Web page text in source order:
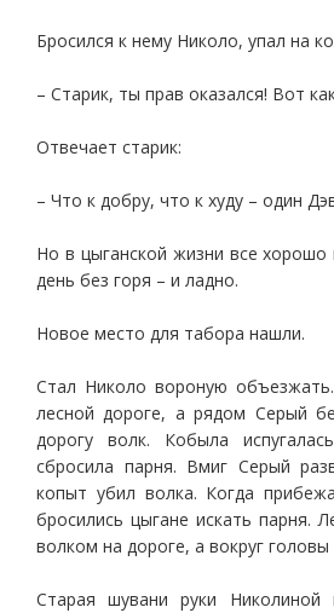
Бросился к нему Николо, упал на
– Старик, ты прав оказался! Вот
Отвечает старик:
– Что к добру, что к худу – один
Но в цыганской жизни все
день без горя – и ладно.
Новое место для табора нашли.
Стал Николо вороную
лесной дороге, а рядом Серый
дорогу волк. Кобыла
сбросила парня. Вмиг Серый
копыт убил волка. Когда
бросились цыгане искать парня.
волком на дороге, а вокруг
Старая шувани руки